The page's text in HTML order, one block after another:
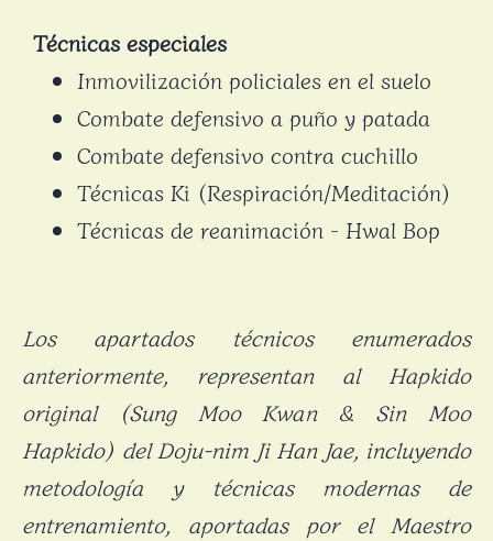
Técnicas especiales
Inmovilización policiales en el suelo
Combate defensivo a puño y patada
Combate defensivo contra cuchillo
Técnicas Ki (Respiración/Meditación)
Técnicas de reanimación - Hwal Bop
Los apartados técnicos enumerados
anteriormente, representan al Hapkido
original (Sung Moo Kwan & Sin Moo
Hapkido) del Doju-nim Ji Han Jae, incluyendo
metodología y técnicas modernas de
entrenamiento, aportadas por el Maestro